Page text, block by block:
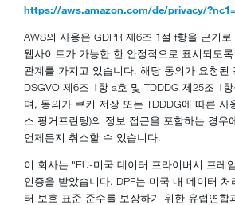
https://aws.amazon.com/de/privacy/
AWS의 사용은 GDPR 제6조 1절 f항을 근거
웹사이트가 가능한 한 안정적으로 표시되도
관계를 가지고 있습니다. 해당 동의가 요청된
DSGVO 제6조 1항 a호 및 TDDDG 제25조 1
며, 동의가 쿠키 저장 또는 TDDDG에 따른 사
스 핑거프린팅)의 정보 접근을 포함하는 경우
언제든지 취소할 수 있습니다.
이 회사는 "EU-미국 데이터 프라이버시 프레
인증을 받았습니다. DPF는 미국 내 데이터 처
터 보호 표준 준수를 보장하기 위한 유럽연합